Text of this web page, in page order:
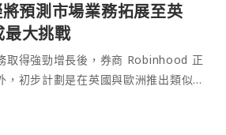
預測市場業務拓展至英
最大挑戰
取得強勁增長後，券商 Robinhood 正
，初步計劃是在英國與歐洲推出類似產
高管的說法，英國⋯